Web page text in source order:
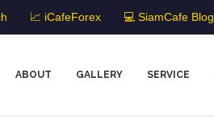
📈 iCafeForex 💻 SiamCafe Blog
ABOUT GALLERY SERVICE